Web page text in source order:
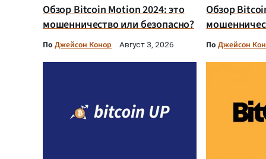
Обзор Bitcoin Motion 2024: это
мошенничество или безопасно?
По Джейсон Конор Август 3, 2026
Обзор
ПоДжейсон